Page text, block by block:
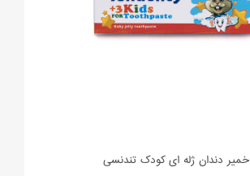
خمیر دندان ژله ای کودک تندنسی